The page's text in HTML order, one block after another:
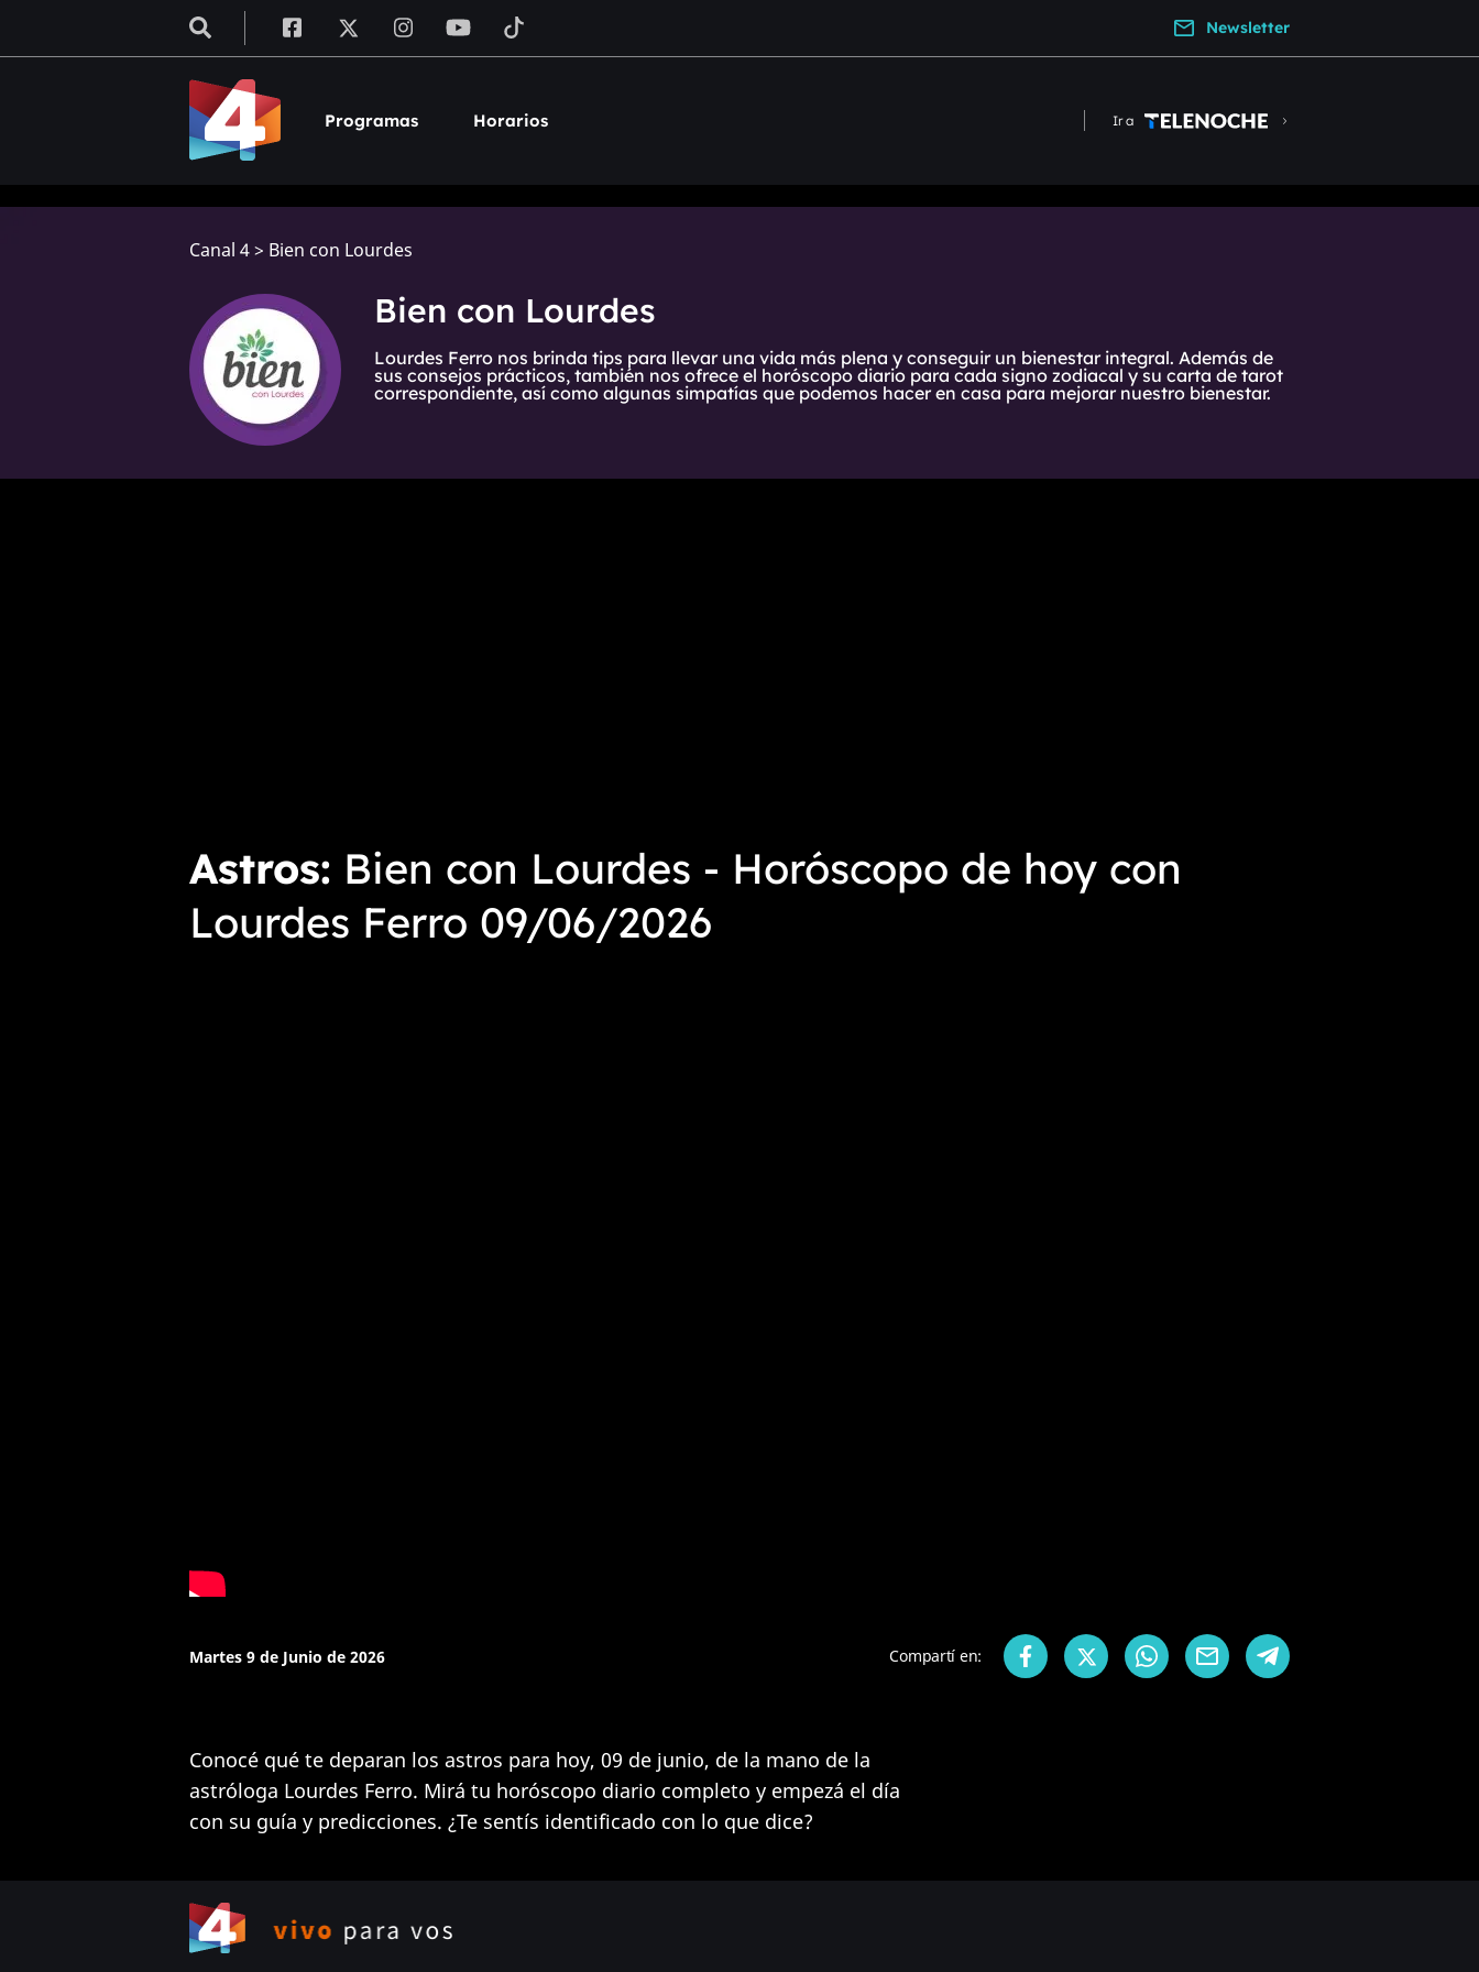
Newsletter
Programas Horarios Ir a
Canal 4> Bien con Lourdes
Bien con Lourdes
Lourdes Ferro nos brinda tips para llevar una vida más plena y conseguir un bienestar integral. Además de
sus consejos prácticos, también nos ofrece el horóscopo diario para cada signo zodiacal y su carta de tarot
correspondiente, así como algunas simpatías que podemos hacer en casa para mejorar nuestro bienestar.
Astros Bien con Lourdes - Horóscopo de hoy con
Lourdes Ferro 09/06/2026
Martes 9 de Junio de 2026 Compartí en:
Conocé qué te deparan los astros para hoy, 09 de junio, de la mano de la
astróloga Lourdes Ferro. Mirá tu horóscopo diario completo y empezá el día
con su guía y predicciones. ¿Te sentís identificado con lo que dice?